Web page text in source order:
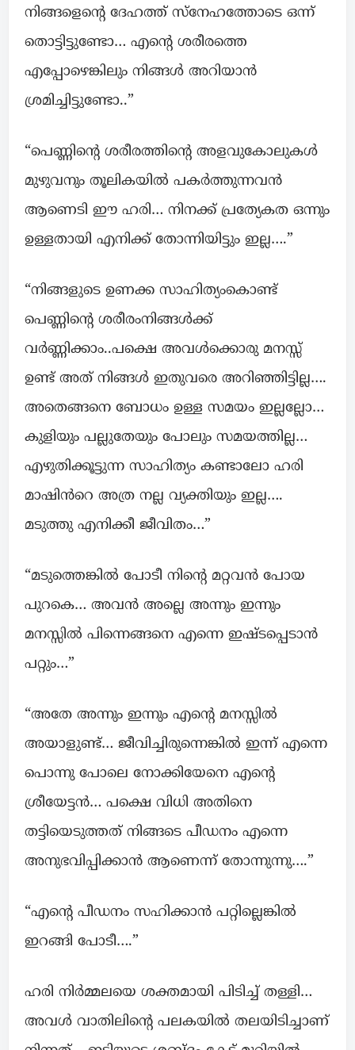
നിങ്ങളെന്റെ ദേഹത്ത് സ്നേഹത്തോടെ ഒന്ന്
തൊട്ടിട്ടുണ്ടോ… എന്റെ ശരീരത്തെ
എപ്പോഴെങ്കിലും നിങ്ങൾ അറിയാൻ
ശ്രമിച്ചിട്ടുണ്ടോ..”
“പെണ്ണിന്റെ ശരീരത്തിന്റെ അളവുകോലുകൾ
മുഴുവനും തൂലികയിൽ പകർത്തുന്നവൻ
ആണെടി ഈ ഹരി… നിനക്ക് പ്രത്യേകത ഒന്നും
ഉള്ളതായി എനിക്ക് തോന്നിയിട്ടും ഇല്ല….”
“നിങ്ങളുടെ ഉണക്ക സാഹിത്യംകൊണ്ട്
പെണ്ണിന്റെ ശരീരംനിങ്ങൾക്ക്
വർണ്ണിക്കാം..പക്ഷെ അവൾക്കൊരു മനസ്സ്
ഉണ്ട്‌ അത് നിങ്ങൾ ഇതുവരെ അറിഞ്ഞിട്ടില്ല….
അതെങ്ങനെ ബോധം ഉള്ള സമയം ഇല്ലല്ലോ…
കുളിയും പല്ലുതേയും പോലും സമയത്തില്ല…
എഴുതിക്കൂട്ടുന്ന സാഹിത്യം കണ്ടാലോ ഹരി
മാഷിൻറെ അത്ര നല്ല വ്യക്തിയും ഇല്ല….
മടുത്തു എനിക്കീ ജീവിതം…”
“മടുത്തെങ്കിൽ പോടീ നിന്റെ മറ്റവൻ പോയ
പുറകെ… അവൻ അല്ലെ അന്നും ഇന്നും
മനസ്സിൽ പിന്നെങ്ങനെ എന്നെ ഇഷ്ടപ്പെടാൻ
പറ്റും…”
“അതേ അന്നും ഇന്നും എന്റെ മനസ്സിൽ
അയാളുണ്ട്… ജീവിച്ചിരുന്നെങ്കിൽ ഇന്ന്‌ എന്നെ
പൊന്നു പോലെ നോക്കിയേനെ എന്റെ
ശ്രീയേട്ടൻ… പക്ഷെ വിധി അതിനെ
തട്ടിയെടുത്തത് നിങ്ങടെ പീഡനം എന്നെ
അനുഭവിപ്പിക്കാൻ ആണെന്ന് തോന്നുന്നു….”
“എന്റെ പീഡനം സഹിക്കാൻ പറ്റില്ലെങ്കിൽ
ഇറങ്ങി പോടീ….”
ഹരി നിർമ്മലയെ ശക്തമായി പിടിച്ച് തള്ളി…
അവൾ വാതിലിന്റെ പലകയിൽ തലയിടിച്ചാണ്